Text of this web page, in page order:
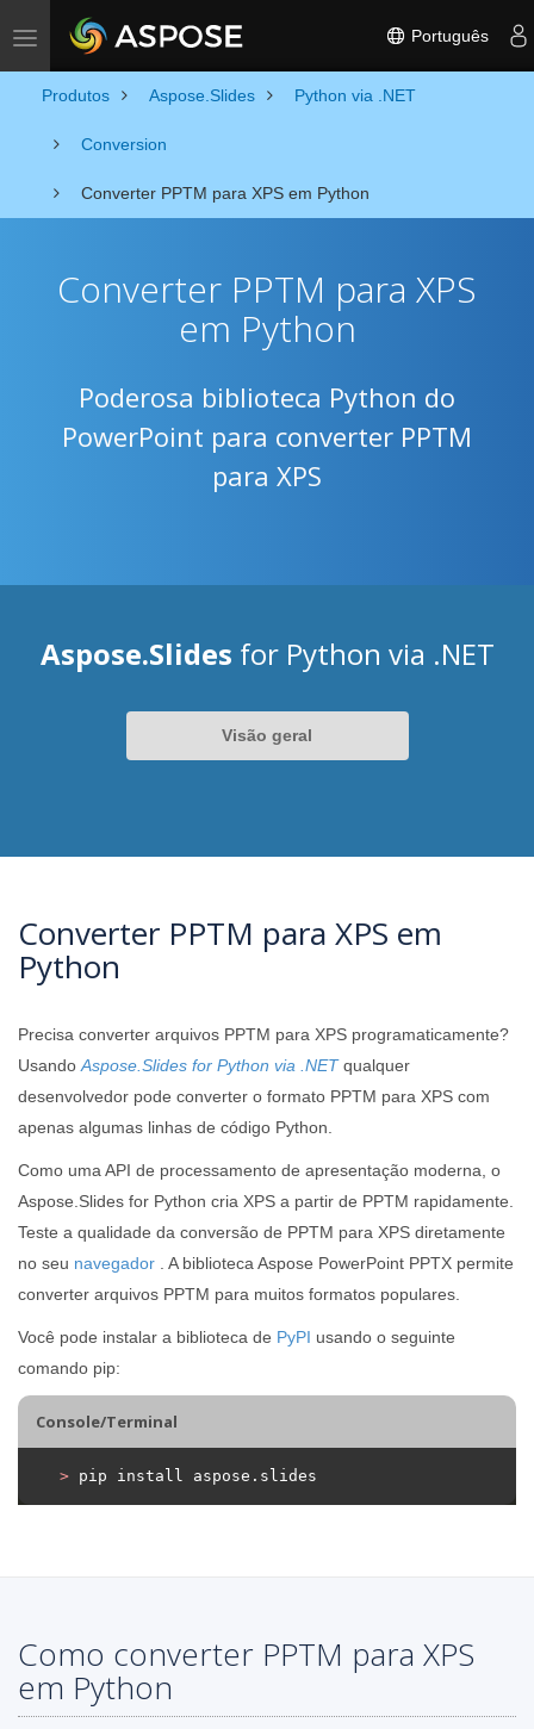
Toggle navigation Português
Produtos Aspose.Slides Python via .NET
Conversion
Converter PPTM para XPS em Python
Converter PPTM para XPS
em Python
Poderosa biblioteca Python do
PowerPoint para converter PPTM
para XPS
Aspose.Slides for Python via .NET
Visão geral
Converter PPTM para XPS em
Python
Precisa converter arquivos PPTM para XPS programaticamente?
Usando Aspose.Slides for Python via .NETqualquer
desenvolvedor pode converter o formato PPTM para XPS com
apenas algumas linhas de código Python.
Como uma API de processamento de apresentação moderna, o
Aspose.Slides for Python cria XPS a partir de PPTM rapidamente.
Teste a qualidade da conversão de PPTM para XPS diretamente
no seu navegador . A biblioteca Aspose PowerPoint PPTX permite
converter arquivos PPTM para muitos formatos populares.
Você pode instalar a biblioteca de PyPI usando o seguinte
comando pip:
Console/Terminal
> pip install aspose.slides
Como converter PPTM para XPS
em Python